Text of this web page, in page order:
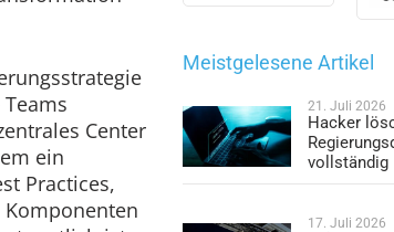
Center
ein
Practices,
Meistgelesene Artikel
21. Juli 2026
Hacker
vollständig
17. Juli 2026